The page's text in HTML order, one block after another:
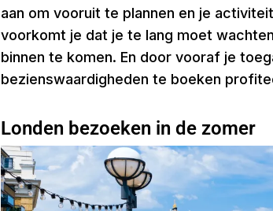
aan om vooruit te plannen en je
voorkomt je dat je te lang moet
binnen te komen. En door vooraf je
bezienswaardigheden te boeken
Londen bezoeken in de zomer